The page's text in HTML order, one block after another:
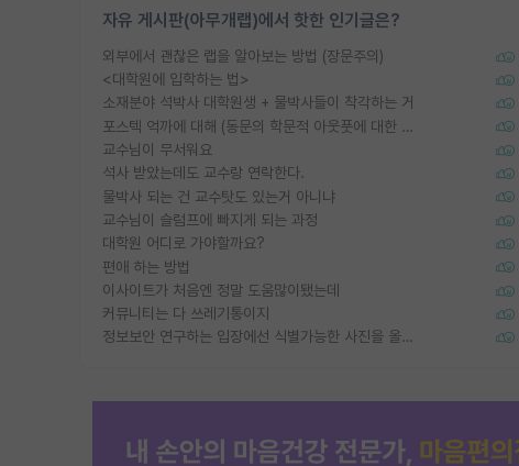
자유 게시판(아무개랩)에서 핫한 인기글은?
외부에서 괜찮은 랩을 알아보는 방법 (장문주의)
<대학원에 입학하는 법>
소재분야 석박사 대학원생 + 물박사들이 착각하는 거
포스텍 억까에 대해 (동문의 학문적 아웃풋에 대한 반박)
교수님이 무서워요
석사 받았는데도 교수랑 연락한다.
물박사 되는 건 교수탓도 있는거 아니냐
교수님이 슬럼프에 빠지게 되는 과정
대학원 어디로 가야할까요?
편애 하는 방법
이사이트가 처음엔 정말 도움많이됐는데
커뮤니티는 다 쓰레기통이지
정보보안 연구하는 입장에선 식별가능한 사진을 올리는건 비추이긴함